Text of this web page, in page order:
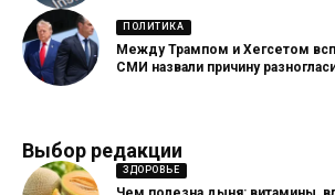
ПОЛИТИКА
Между Трампом и Хегсетом
СМИ назвали причину
Выбор редакции
ЗДОРОВЬЕ